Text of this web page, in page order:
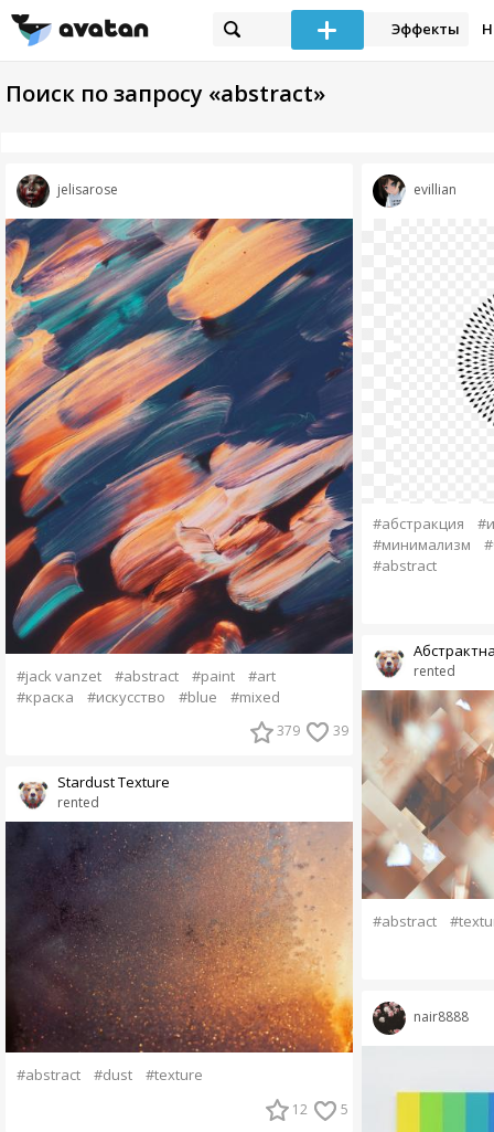
Эффекты
Поиск по запросу «abstract»
jelisarose
#jack vanzet #abstract #paint
#art
#краска
#искусство #blue #mixed
379 39
rented
Stardust Texture
#abstract #dust #texture
12 5
evillian
#абстракция
#минимализм
#abstract
rented
#abstract
nair8888